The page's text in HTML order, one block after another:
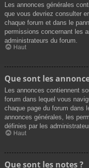
Les annonces générales
que vous devriez consulter
chaque forum et dans le
permissions concernant les
administrateurs du forum.
Haut
Que sont les
Les annonces contiennent
forum dans lequel vous
chaque page du forum dans
annonces générales, les
définies par les
Haut
Que sont les notes ?